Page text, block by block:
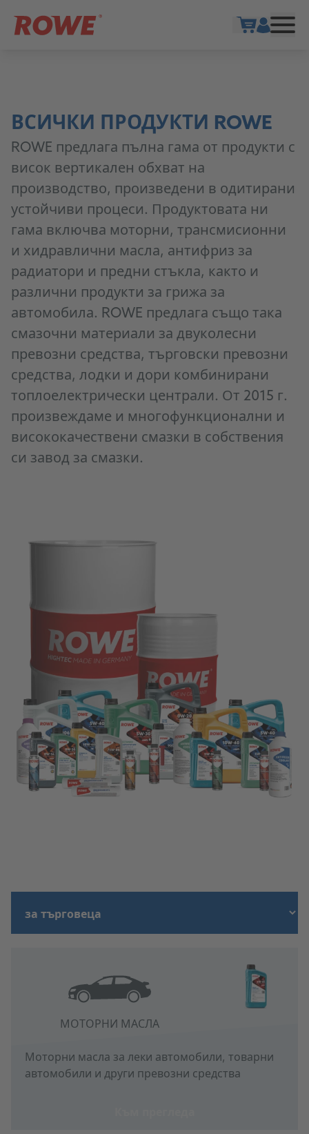
ВСИЧКИ ПРОДУКТИ ROWE
ROWE предлага пълна гама от продукти с
висок вертикален обхват на
производство, произведени в одитирани
устойчиви процеси. Продуктовата ни
гама включва моторни, трансмисионни
и хидравлични масла, антифриз за
радиатори и предни стъкла, както и
различни продукти за грижа за
автомобила. ROWE предлага също така
смазочни материали за двуколесни
превозни средства, търговски превозни
средства, лодки и дори комбинирани
топлоелектрически централи. От 2015 г.
произвеждаме и многофункционални и
висококачествени смазки в собствения
си завод за смазки.
МОТОРНИ МАСЛА
Моторни масла за леки автомобили, товарни
автомобили и други превозни средства